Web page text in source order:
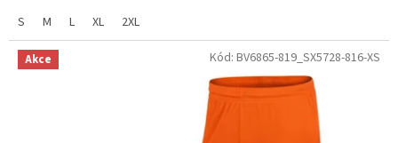
S M L XL 2XL
Akce Kód: BV6865-819_SX5728-816-XS